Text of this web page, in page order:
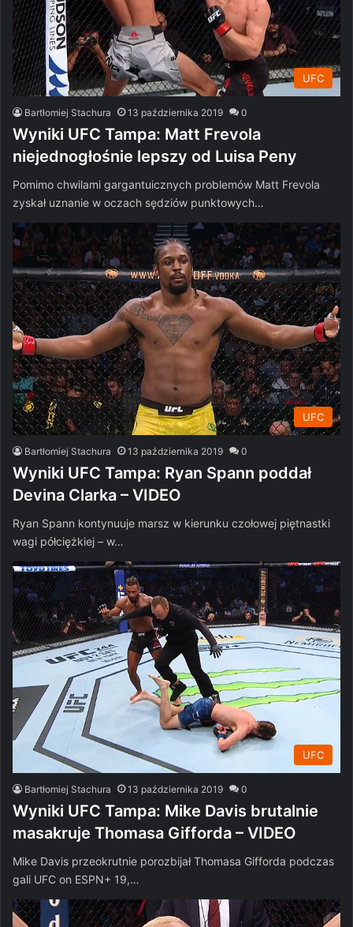
UFC
Bartłomiej Stachura 13 października 2019 0
Wyniki UFC Tampa: Matt Frevola
niejednogłośnie lepszy od Luisa Peny
Pomimo chwilami gargantuicznych problemów Matt Frevola
zyskał uznanie w oczach sędziów punktowych…
UFC
Bartłomiej Stachura 13 października 2019 0
Wyniki UFC Tampa: Ryan Spann poddał
Devina Clarka – VIDEO
Ryan Spann kontynuuje marsz w kierunku czołowej piętnastki
wagi półciężkiej – w…
UFC
Bartłomiej Stachura 13 października 2019 0
Wyniki UFC Tampa: Mike Davis brutalnie
masakruje Thomasa Gifforda – VIDEO
Mike Davis przeokrutnie porozbijał Thomasa Gifforda podczas
gali UFC on ESPN+ 19,…